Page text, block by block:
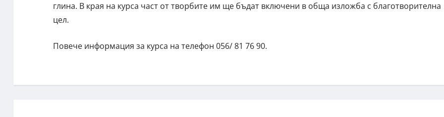
глина. В края на курса част от творбите им ще бъдат включени в обща изложба с благотворителна
цел.
Повече информация за курса на телефон 056/ 81 76 90.